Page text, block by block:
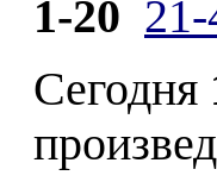
1-20
Сегодня